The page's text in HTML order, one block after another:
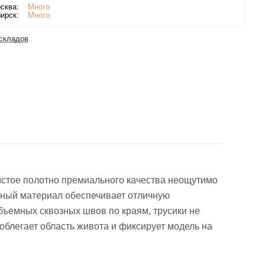
Много
Много
полотно премиального качества неощутимо
материал обеспечивает отличную
сквозных швов по краям, трусики не
область живота и фиксирует модель на